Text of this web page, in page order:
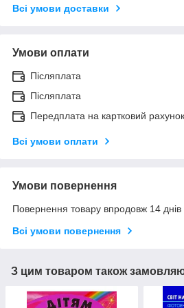
Всі умови доставки
Умови оплати
Післяплата
Післяплата
Передплата на картковий
Всі умови оплати
Умови повернення
Повернення товару впродовж 14 днів
Всі умови повернення
З цим товаром також